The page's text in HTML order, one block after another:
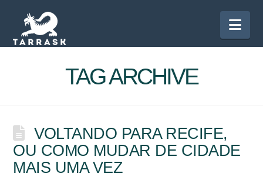
TAG ARCHIVE
VOLTANDO PARA RECIFE,
OU COMO MUDAR DE CIDADE
MAIS UMA VEZ